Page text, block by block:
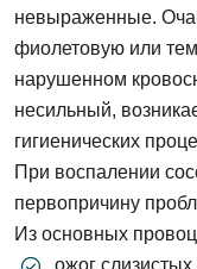
невыраженные.
фиолетовую или
нарушенном
несильный,
гигиенических
При воспалении
первопричину
Из основных
ожог